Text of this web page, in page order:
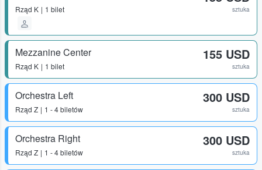
Rząd K 1 bilet sztuka
Mezzanine Center
Rząd K 1 bilet
155 USD
sztuka
Orchestra Left
Rząd Z 1 - 4 biletów
300 USD
sztuka
Orchestra Right
Rząd Z 1 - 4 biletów
300 USD
sztuka